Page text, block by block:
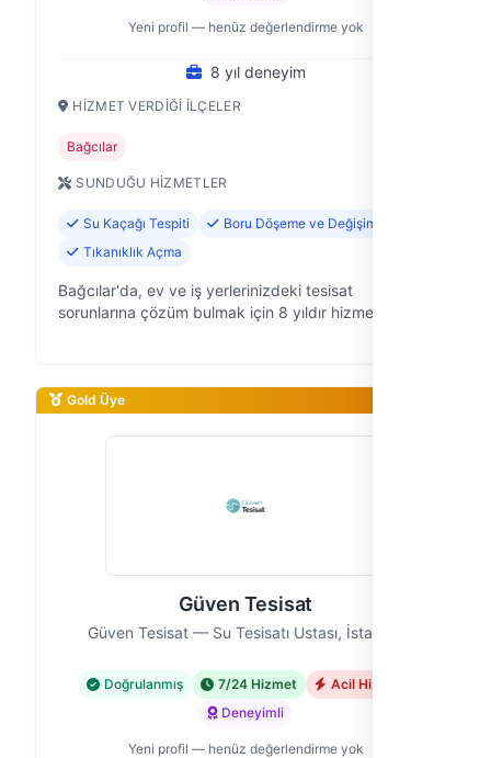
Yeni profil — henüz değerlendirme yok
8 yıl deneyim
HIZMET VERDIĞI İLÇELER
Bağcılar
SUNDUĞU HIZMETLER
Su Kaçağı Tespiti
Boru Döşeme ve Değişimi
Tıkanıklık Açma
Bağcılar'da, ev ve iş yerlerinizdeki tesisat
sorunlarına çözüm bulmak için 8 yıldır hizmet
Gold Üye
Güven Tesisat
Güven Tesisat — Su Tesisatı Ustası, İstanbul
Doğrulanmış 7/24 Hizmet
Acil Hizmet
Deneyimli
Yeni profil — henüz değerlendirme yok